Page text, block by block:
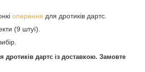
оперення для дротиків дартс.
(9 штуї).
дротиків дартс із доставкою. Замовте